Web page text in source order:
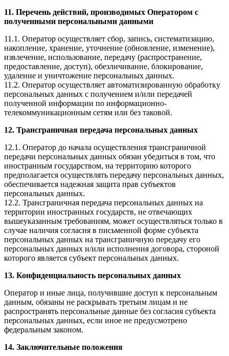
11. Перечень действий, производимых Оператором с
полученными персональными данными
11.1. Оператор осуществляет сбор, запись, систематизацию,
накопление, хранение, уточнение (обновление, изменение),
извлечение, использование, передачу (распространение,
предоставление, доступ), обезличивание, блокирование,
удаление и уничтожение персональных данных.
11.2. Оператор осуществляет автоматизированную обработку
персональных данных с получением и/или передачей
полученной информации по информационно-
телекоммуникационным сетям или без таковой.
12. Трансграничная передача персональных данных
12.1. Оператор до начала осуществления трансграничной
передачи персональных данных обязан убедиться в том, что
иностранным государством, на территорию которого
предполагается осуществлять передачу персональных данных,
обеспечивается надежная защита прав субъектов
персональных данных.
12.2. Трансграничная передача персональных данных на
территории иностранных государств, не отвечающих
вышеуказанным требованиям, может осуществляться только в
случае наличия согласия в письменной форме субъекта
персональных данных на трансграничную передачу его
персональных данных и/или исполнения договора, стороной
которого является субъект персональных данных.
13. Конфиденциальность персональных данных
Оператор и иные лица, получившие доступ к персональным
данным, обязаны не раскрывать третьим лицам и не
распространять персональные данные без согласия субъекта
персональных данных, если иное не предусмотрено
федеральным законом.
14. Заключительные положения